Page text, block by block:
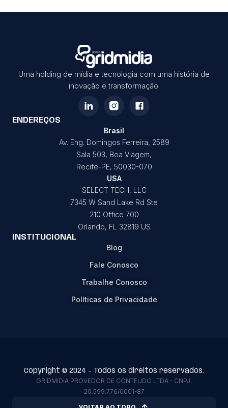
Uma holding de mídia e tecnologia com uma história de
inovação e transformação.
ENDEREÇOS
Brasil
Av. Eng. Domingos Ferreira, 2589
Sala 503, Boa Viagem,
Recife-PE, 50030-070
USA
SELECT TECH, LLC
7345 W Sand Lake Rd Ste
210 Office 700
Orlando, FL 32819 US
INSTITUCIONAL
Blog
Fale Conosco
Trabalhe Conosco
Políticas de Privacidade
Copyright © 2024 - Todos os direitos reservados.
GRIDMIDIA PROVEDOR DE CONTEUDO LTDA - CNPJ:
20.599.776/0001-87